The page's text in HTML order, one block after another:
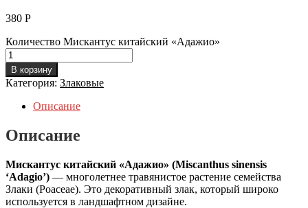
380 Р
Количество Мискантус китайский «Адажио»
В корзину
Категория: Злаковые
Описание
Описание
Мискантус китайский «Адажио» (Miscanthus sinensis
‘Adagio’) — многолетнее травянистое растение семейства
Злаки (Poaceae). Это декоративный злак, который широко
используется в ландшафтном дизайне.